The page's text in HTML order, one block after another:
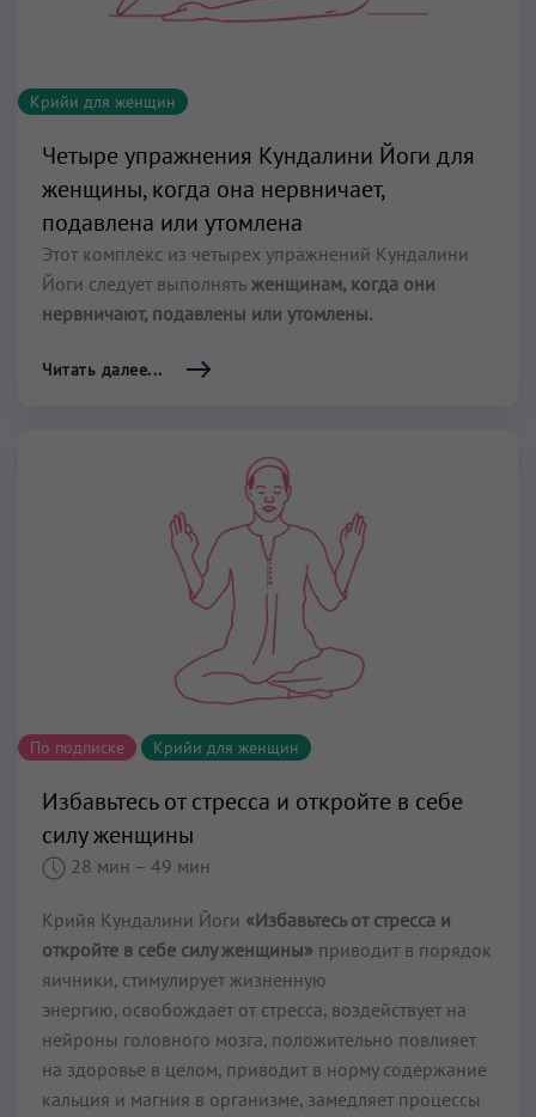
Крийи для женщин
Четыре упражнения Кундалини Йоги для
женщины, когда она нервничает,
подавлена или утомлена
Этот комплекс из четырех упражнений Кундалини
Йоги следует выполнять женщинам, когда они
нервничают, подавлены или утомлены.
Читать далее...
По подписке Крийи для женщин
Избавьтесь от стресса и откройте в себе
силу женщины
28 мин – 49 мин
Крийя Кундалини Йоги «Избавьтесь от стресса и
откройте в себе силу женщины» приводит в порядок
яичники, стимулирует жизненную
энергию, освобождает от стресса, воздействует на
нейроны головного мозга, положительно повлияет
на здоровье в целом, приводит в норму содержание
кальция и магния в организме, замедляет процессы